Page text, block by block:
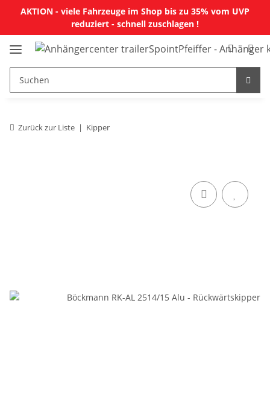
AKTION - viele Fahrzeuge im Shop bis zu 35% vom UVP
reduziert - schnell zuschlagen !
Zurück zur Liste Kipper